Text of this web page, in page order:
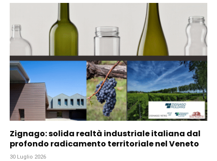
Zignago: solida realtà industriale italiana dal
profondo radicamento territoriale nel Veneto
30 Luglio 2026